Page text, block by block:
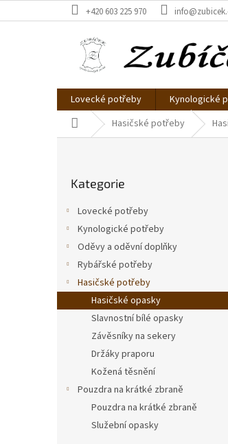
na
+420 603 225 970
Lovecké potřeby Kynologické
Domů Hasičské potřeby
a
n
kategorie
Kategorie
Lovecké potřeby
Kynologické potřeby
Oděvy a oděvní doplňky
Rybářské potřeby
Hasičské potřeby
Hasičské opasky
Slavnostní bílé opasky
Závěsníky na sekery
Držáky praporu
Kožená těsnění
Pouzdra na krátké zbraně
Pouzdra na krátké zbraně
Služební opasky